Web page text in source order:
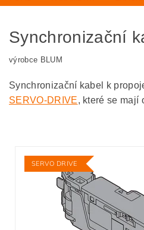
Synchronizační
výrobce BLUM
Synchronizační kabel k
SERVO-DRIVE, které se mají
SERVO DRIVE